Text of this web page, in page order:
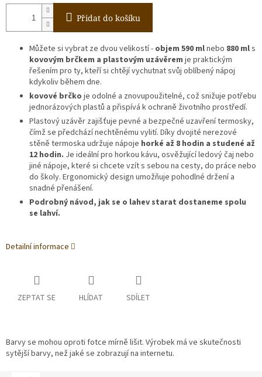
Přidat do košíku
Můžete si vybrat ze dvou velikostí - objem 590 mlnebo 880 mls
kovovým brčkem a plastovým uzávěrem je praktickým
řešením pro ty, kteří si chtějí vychutnat svůj oblíbený nápoj
kdykoliv během dne.
kovové brčko je odolné a znovupoužitelné, což snižuje potřebu
jednorázových plastů a přispívá k ochraně životního prostředí.
Plastový uzávěr zajišťuje pevné a bezpečné uzavření termosky,
čímž se předchází nechtěnému vylití. Díky dvojité nerezové
stěně termoska udržuje nápoje horké až 8 hodin a studené až
12 hodin. Je ideální pro horkou kávu, osvěžující ledový čaj nebo
jiné nápoje, které si chcete vzít s sebou na cesty, do práce nebo
do školy. Ergonomický design umožňuje pohodlné držení a
snadné přenášení.
Podrobný návod, jak se o lahev starat dostaneme spolu
se lahví.
Detailní informace
ZEPTAT SE HLÍDAT SDÍLET
Barvy se mohou oproti fotce mírně lišit. Výrobek má ve skutečnosti
sytější barvy, než jaké se zobrazují na internetu.